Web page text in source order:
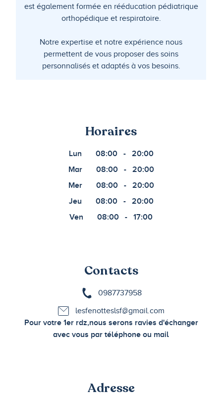
est également formée en rééducation pédiatrique
orthopédique et respiratoire.
Notre expertise et notre expérience nous
permettent de vous proposer des soins
personnalisés et adaptés à vos besoins.
Horaires
Lun 08:00 -
20:00
Mar
08:00 -
20:00
Mer
08:00 -
20:00
Jeu
08:00 -
20:00
Ven
08:00 - 17:00
Contacts
0987737958
lesfenotteslsf@gmail.com
Pour votre 1er rdz,nous serons ravies d'échanger
avec vous par téléphone ou mail
Adresse